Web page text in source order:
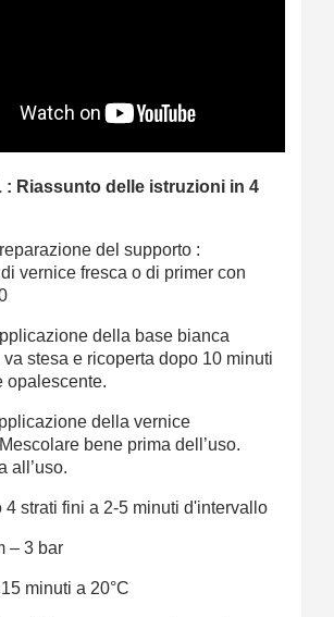
: Riassunto delle istruzioni in 4
del supporto :
di vernice fresca o di primer con
della base bianca
stesa e ricoperta dopo 10 minuti
opalescente.
della vernice
bene prima dell’uso.
all’uso.
4 strati fini a 2-5 minuti d'intervallo
– 3 bar
minuti a 20°C